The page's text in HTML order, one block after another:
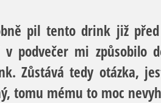
pil tento drink již
v podvečer mi způsobilo
Zůstává tedy otázka,
tomu mému to moc